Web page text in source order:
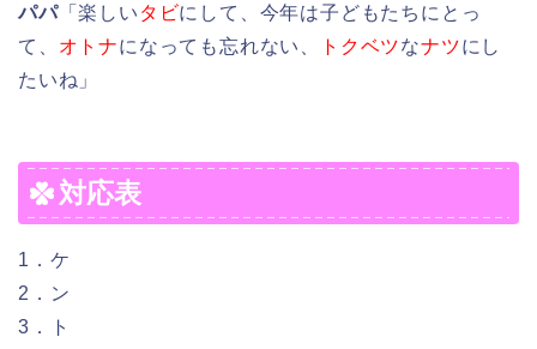
パパ「楽しい タビにして、今年は子どもたちにとっ
て、 オトナになっても忘れない、 トクベツなナツにし
たいね」
対応表
1．ケ
2．ン
3．ト